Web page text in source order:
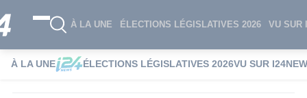
À LA UNE ÉLECTIONS LÉGISLATIVES 2026 VU SUR
À LA UNE ÉLECTIONS LÉGISLATIVES 2026VU SUR